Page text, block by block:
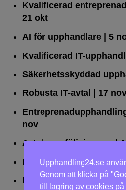
Kvalificerad
21 okt
AI för upphandlare| 5
Kvalificerad IT-
Säkerhetsskyddad
Robusta IT-avtal
| 17 nov
nov
Avtalsuppföljning med
Leda upphandlingar
Dialogförfaranden | 26
Upphandling24.se
Genom att klicka på
till lagring av cookies på